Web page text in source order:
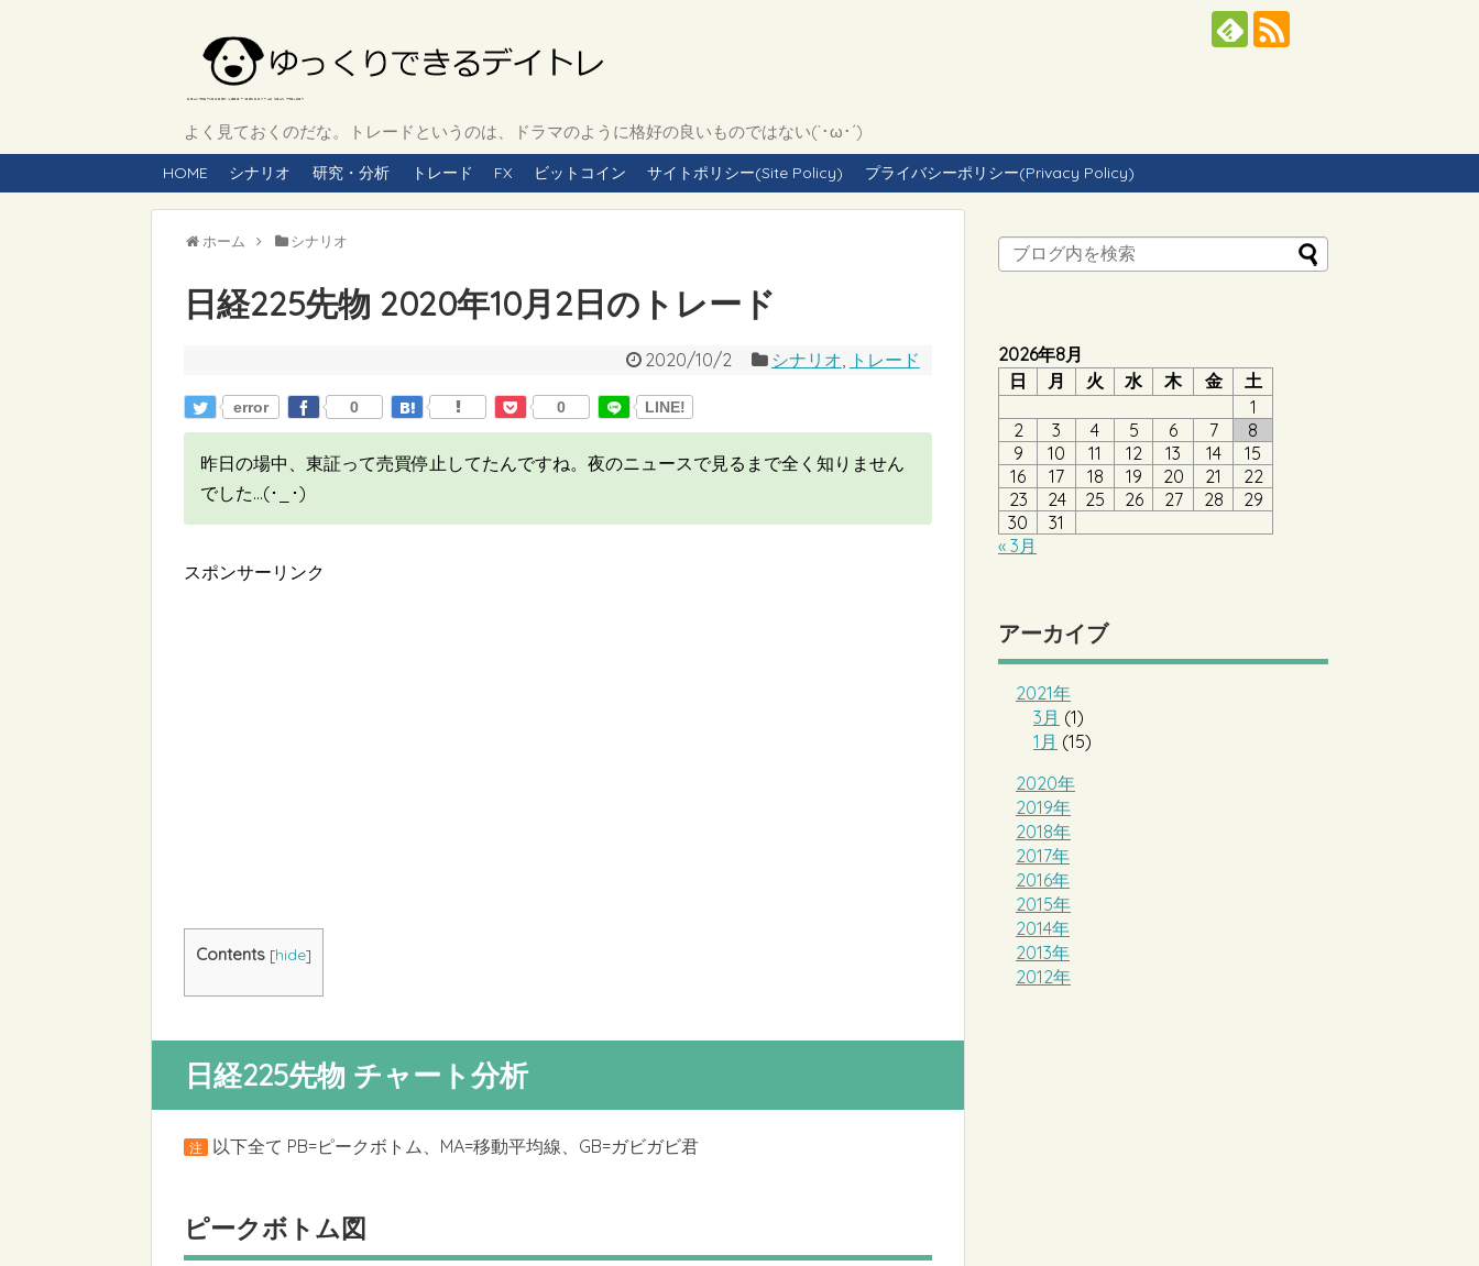
よく見ておくのだな。トレードというのは、ドラマのように格好の良いものではない(`･ω･´)
HOME シナリオ 研究・分析 トレード FX ビットコイン サイトポリシー(Site Policy) プライバシーポリシー(Privacy Policy)
ホーム シナリオ
日経225先物 2020年10月2日のトレード
2020/10/2 シナリオ, トレード
error 0 0 LINE!
昨日の場中、東証って売買停止してたんですね。夜のニュースで見るまで全く知りません
でした…(･_･)
スポンサーリンク
Contents [hide]
日経225先物 チャート分析
注 以下全て PB=ピークボトム、MA=移動平均線、GB=ガビガビ君
ピークボトム図
2026年8月
日
月 火 水 木 金
土
1
2
3 4 5 6 7
8
9
10 11 12 13 14
15
16
17 18 19 20 21
22
23
24 25 26 27 28
29
30
31
« 3月
アーカイブ
2021年
3月 (1)
1月 (15)
2020年
2019年
2018年
2017年
2016年
2015年
2014年
2013年
2012年